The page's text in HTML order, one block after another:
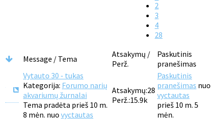
2
3
4
28
Message / Tema
Atsakymų /
Perž.
Paskutinis
pranešimas
Vytauto 30 - tukas
Kategorija: Forumo narių
akvariumų žurnalai
Tema pradėta prieš 10 m.
8 mėn. nuo vyctautas
Atsakymų:28
Perž.:15.9k
Paskutinis
pranešimas nuo
vyctautas
prieš 10 m. 5
mėn.